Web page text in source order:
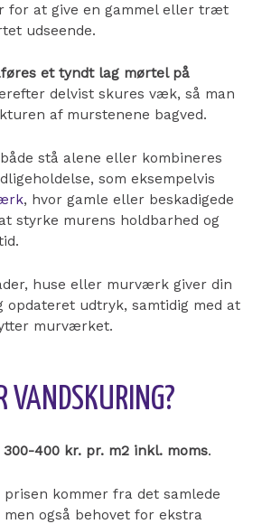
for at give en gammel eller træt
udseende.
et tyndt lag mørtel på
delvist skures væk, så man
af murstenene bagved.
stå alene eller kombineres
som eksempelvis
, hvor gamle eller beskadigede
styrke murens holdbarhed og
huse eller murværk giver din
opdateret udtryk, samtidig med at
murværket.
VANDSKURING?
300-400 kr. pr. m2 inkl. moms.
kommer fra det samlede
også behovet for ekstra